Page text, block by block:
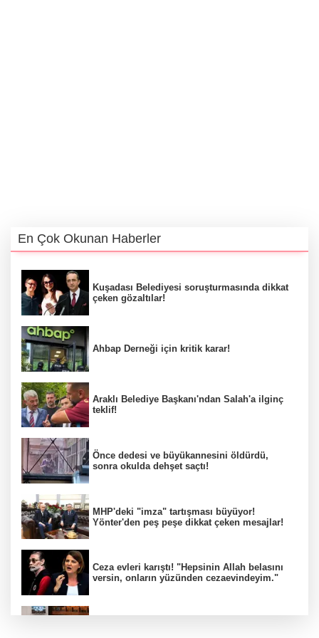
En Çok Okunan Haberler
Kuşadası Belediyesi soruşturmasında dikkat
çeken gözaltılar!
Ahbap Derneği için kritik karar!
Araklı Belediye Başkanı'ndan Salah'a ilginç
teklif!
Önce dedesi ve büyükannesini öldürdü,
sonra okulda dehşet saçtı!
MHP'deki "imza" tartışması büyüyor!
Yönter'den peş peşe dikkat çeken mesajlar!
Ceza evleri karıştı! "Hepsinin Allah belasını
versin, onların yüzünden cezaevindeyim."